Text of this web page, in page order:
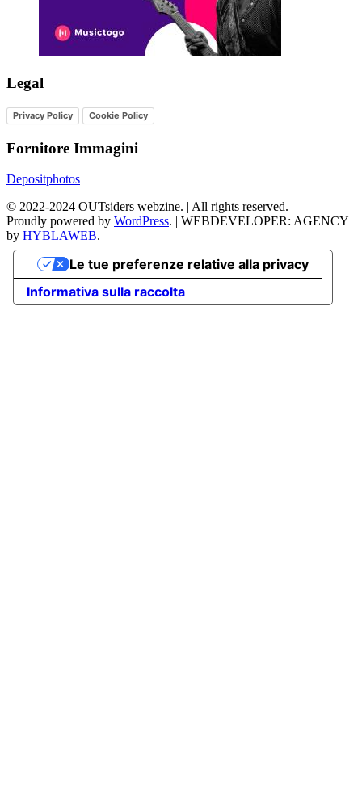
Legal
Privacy Policy Cookie Policy
Fornitore Immagini
Depositphotos
© 2022-2024 OUTsiders webzine. | All rights reserved.
Proudly powered by WordPress. | WEBDEVELOPER: AGENCY
by HYBLAWEB.
Informativa sulla raccolta
Le tue preferenze relative alla privacy